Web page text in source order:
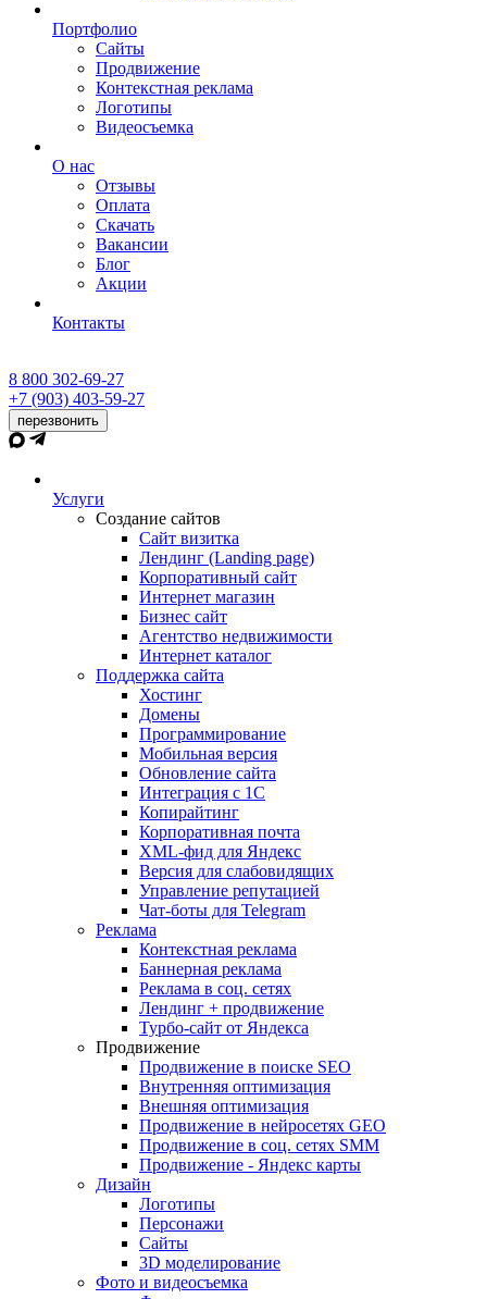
Портфолио
Сайты
Продвижение
Контекстная реклама
Логотипы
Видеосъемка
О нас
Отзывы
Оплата
Скачать
Вакансии
Блог
Акции
Контакты
8 800 302-69-27
+7 (903) 403-59-27
перезвонить
Услуги
Создание сайтов
Сайт визитка
Лендинг (Landing page)
Корпоративный сайт
Интернет магазин
Бизнес сайт
Агентство недвижимости
Интернет каталог
Поддержка сайта
Хостинг
Домены
Программирование
Мобильная версия
Обновление сайта
Интеграция с 1С
Копирайтинг
Корпоративная почта
XML-фид для Яндекс
Версия для слабовидящих
Управление репутацией
Чат-боты для Telegram
Реклама
Контекстная реклама
Баннерная реклама
Реклама в соц. сетях
Лендинг + продвижение
Турбо-сайт от Яндекса
Продвижение
Продвижение в поиске SEO
Внутренняя оптимизация
Внешняя оптимизация
Продвижение в нейросетях GEO
Продвижение в соц. сетях SMM
Продвижение - Яндекс карты
Дизайн
Логотипы
Персонажи
Сайты
3D моделирование
Фото и видеосъемка